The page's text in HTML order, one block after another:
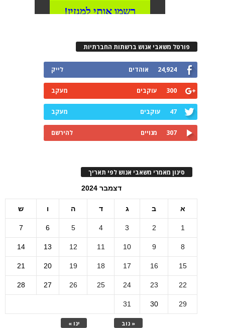
פורטל משאבי אנוש ברשתות החברתיות
24,924 אוהדים לייק
300 עוקבים מעקב
47 עוקבים מעקב
307 מנויים להירשם
סינון מאמרי משאבי אנוש לפי תאריך
דצמבר 2024
א ב ג ד ה ו ש
« נוב ינו »
1
2
3
4
5
6
7
8
9
10
11
12
13
14
15
16
17
18
19
20
21
22
23
24
25
26
27
28
29
30
31